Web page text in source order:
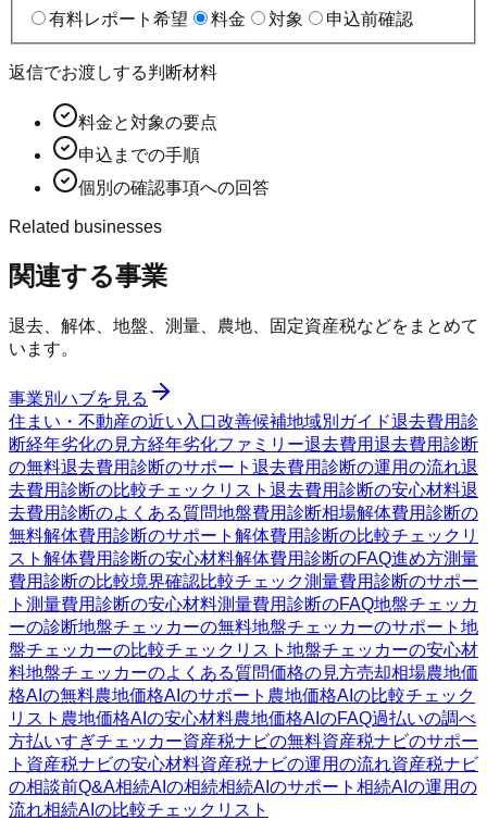
有料レポート希望
料金 対象 申込前確認
返信でお渡しする判断材料
料金と対象の要点
申込までの手順
個別の確認事項への回答
Related businesses
関連する事業
退去、解体、地盤、測量、農地、固定資産税などをまとめて
います。
事業別ハブを見る
住まい・不動産の近い入口改善候補地域別ガイド退去費用診
断経年劣化の見方経年劣化ファミリー退去費用退去費用診断
の無料退去費用診断のサポート 退去費用診断の運用の流れ退
去費用診断の比較チェックリスト 退去費用診断の安心材料退
去費用診断のよくある質問地盤費用診断相場解体費用診断の
無料解体費用診断のサポート 解体費用診断の比較チェックリ
スト 解体費用診断の安心材料解体費用診断のFAQ進め方測量
費用診断の比較境界確認比較チェック測量費用診断のサポー
ト 測量費用診断の安心材料測量費用診断のFAQ地盤チェッカ
ーの診断地盤チェッカーの無料地盤チェッカーのサポート 地
盤チェッカーの比較チェックリスト 地盤チェッカーの安心材
料地盤チェッカーのよくある質問価格の見方売却相場農地価
格AIの無料農地価格AIのサポート 農地価格AIの比較チェック
リスト 農地価格AIの安心材料農地価格AIのFAQ過払いの調べ
方払いすぎチェッカー資産税ナビの無料資産税ナビのサポー
ト 資産税ナビの安心材料資産税ナビの運用の流れ資産税ナビ
の相談前Q&A相続AIの相続相続AIのサポート 相続AIの運用の
流れ相続AIの比較チェックリスト